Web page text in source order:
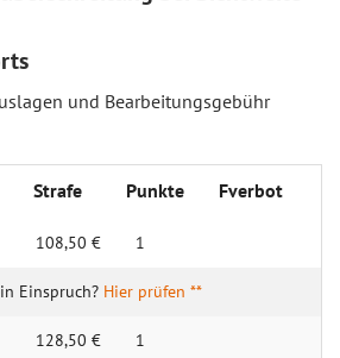
und Bearbeitungsgebühr
Strafe Punkte Fverbot
108,50 € 1
Hier prüfen **
128,50 € 1